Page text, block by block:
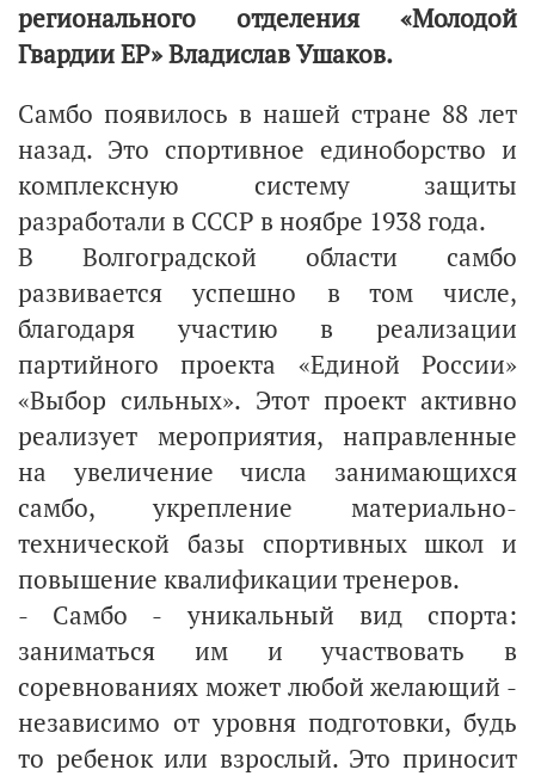
регионального отделения «Молодой
Гвардии ЕР» Владислав Ушаков.
Самбо появилось в нашей стране 88 лет
назад. Это спортивное единоборство и
комплексную систему защиты
разработали в СССР в ноябре 1938 года.
В Волгоградской области самбо
развивается успешно в том числе,
благодаря участию в реализации
партийного проекта «Единой России»
«Выбор сильных». Этот проект активно
реализует мероприятия, направленные
на увеличение числа занимающихся
самбо, укрепление материально-
технической базы спортивных школ и
повышение квалификации тренеров.
- Самбо - уникальный вид спорта:
заниматься им и участвовать в
соревнованиях может любой желающий -
независимо от уровня подготовки, будь
то ребенок или взрослый. Это приносит